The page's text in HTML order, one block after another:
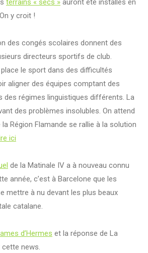
terrains « secs » auront été installés en
y croit !
des congés scolaires donnent des
directeurs sportifs de club.
le sport dans des difficultés
aligner des équipes comptant des
des régimes linguistiques différents. La
des problèmes insolubles. On attend
Région Flamande se rallie à la solution
ici
de la Matinale IV a à nouveau connu
année, c’est à Barcelone que les
mettre à nu devant les plus beaux
catalane.
d’Hermes et la réponse de La
news.